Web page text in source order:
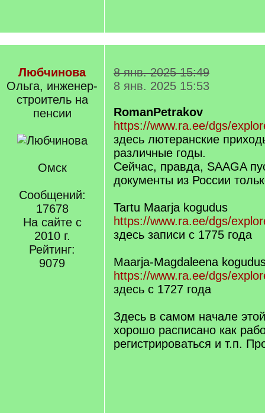
Любчинова
Ольга, инженер-
строитель на
пенсии
Омск
Сообщений:
17678
На сайте с
2010 г.
Рейтинг:
9079
8 янв. 2025 15:49
8 янв. 2025 15:53
RomanPetrakov
https://www.ra.ee/dgs/
здесь лютеранские
различные годы.
Сейчас, правда, SAAGA
документы из России
Tartu Maarja kogudus
https://www.ra.ee/dgs/
здесь записи с 1775 года
Maarja-Magdaleena
https://www.ra.ee/dgs/
здесь с 1727 года
Здесь в самом начале
хорошо расписано как
регистрироваться и т.п.